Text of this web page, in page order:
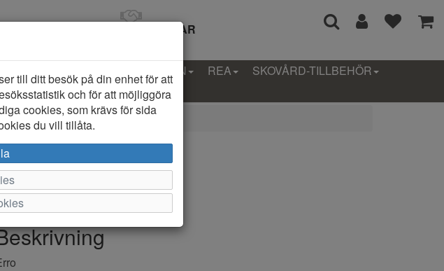
ÖPPET KÖP I 14 DAGAR
PROVKOLLEKTION REA
SKOVÅRD-TILLBEHÖR
Erro
Mjuka
KH40127
till ditt besök på din enhet för att
och för att möjliggöra
cookies, som krävs för sida
du vill tillåta.